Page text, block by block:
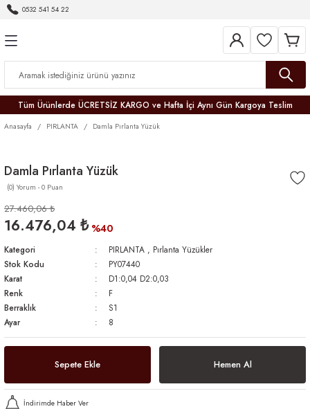
0532 541 54 22
Tüm Ürünlerde ÜCRETSİZ KARGO ve Hafta İçi Aynı Gün Kargoya Teslim
Anasayfa PIRLANTA Damla Pırlanta Yüzük
Damla Pırlanta Yüzük
(0) Yorum - 0 Puan
27.460,06 ₺
16.476,04 ₺ %40
Kategori PIRLANTA , Pırlanta Yüzükler
Stok Kodu
PY07440
Karat
D1:0,04 D2:0,03
Renk
F
Berraklık
S1
Ayar
8
Sepete Ekle Hemen Al
İndirimde Haber Ver